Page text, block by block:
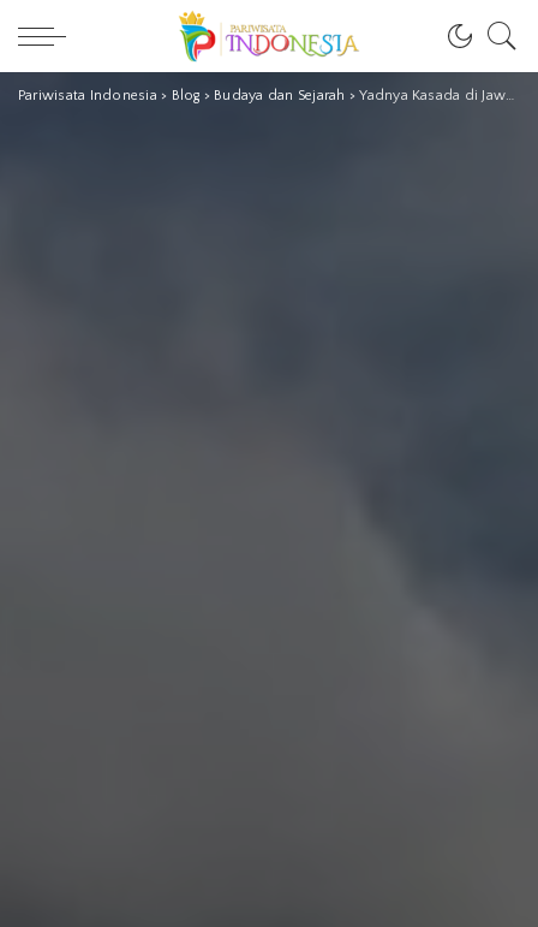
Pariwisata Indonesia > Blog > Budaya dan Sejarah >Yadnya Kasada di Jawa Timur